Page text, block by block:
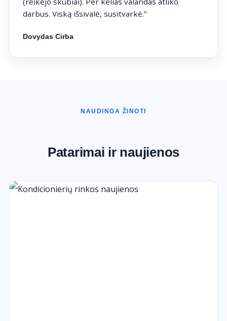
darbus. Viską išsivalė, susitvarkė.”
Dovydas Cirba
NAUDINGA ŽINOTI
Patarimai ir naujienos